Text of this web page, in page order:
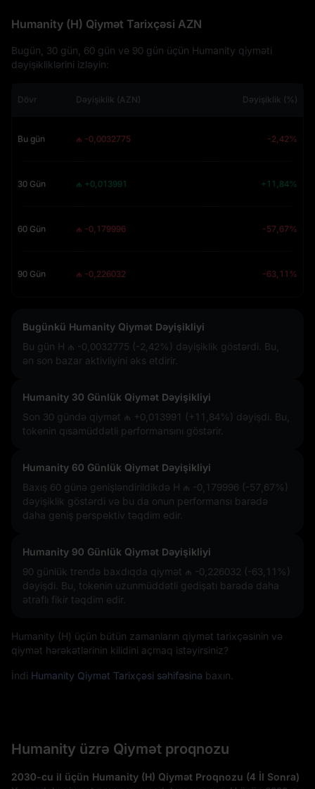
Humanity (H) Qiymət Tarixçəsi AZN
Bugün, 30 gün, 60 gün ve 90 gün üçün Humanity qiyməti
dəyişikliklərini izləyin:
Dövr Dəyişiklik (AZN) Dəyişiklik (%)
Bu gün ₼ -0,0032775 -2,42%
30 Gün ₼ +0,013991 +11,84%
60 Gün ₼ -0,179996 -57,67%
90 Gün ₼ -0,226032 -63,11%
Bugünkü Humanity Qiymət Dəyişikliyi
Bu gün H ₼ -0,0032775 (-2,42%) dəyişiklik göstərdi. Bu,
ən son bazar aktivliyini əks etdirir.
Humanity 30 Günlük Qiymət Dəyişikliyi
Son 30 gündə qiymət ₼ +0,013991 (+11,84%) dəyişdi. Bu,
tokenin qısamüddətli performansını göstərir.
Humanity 60 Günlük Qiymət Dəyişikliyi
Baxış 60 günə genişləndirildikdə H ₼ -0,179996 (-57,67%)
dəyişiklik göstərdi və bu da onun performansı barədə
daha geniş perspektiv təqdim edir.
Humanity 90 Günlük Qiymət Dəyişikliyi
90 günlük trendə baxdıqda qiymət ₼ -0,226032 (-63,11%)
dəyişdi. Bu, tokenin uzunmüddətli gedişatı barədə daha
ətraflı fikir təqdim edir.
Humanity (H) üçün bütün zamanların qiymət tarixçəsinin və
qiymət hərəkətlərinin kilidini açmaq istəyirsiniz?
İndi Humanity Qiymət Tarixçəsi səhifəsinə baxın.
Humanity üzrə Qiymət proqnozu
2030-cu il üçün Humanity (H) Qiymət Proqnozu (4 İl Sonra)